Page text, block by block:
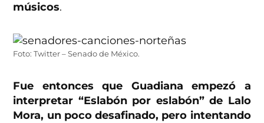
músicos.
Foto: Twitter – Senado de México.
Fue entonces que Guadiana empezó a
interpretar “Eslabón por eslabón” de Lalo
Mora, un poco desafinado, pero intentando